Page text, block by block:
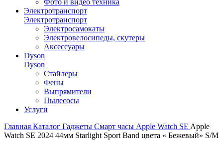
Фото и видео техника
Электротранспорт
Электротранспорт
Электросамокаты
Электровелосипеды, скутеры
Аксессуары
Dyson
Dyson
Стайлеры
Фены
Выпрямители
Пылесосы
Услуги
Главная Каталог Гаджеты Смарт часы Apple Watch SE Apple
Watch SE 2024 44мм Starlight Sport Band цвета « Бежевый» S/M